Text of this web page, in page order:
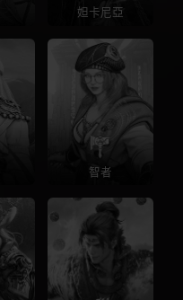
妲卡尼亞
智者